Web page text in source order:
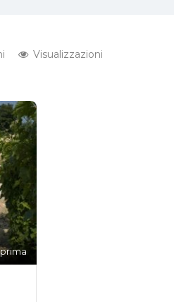
Visualizzazioni